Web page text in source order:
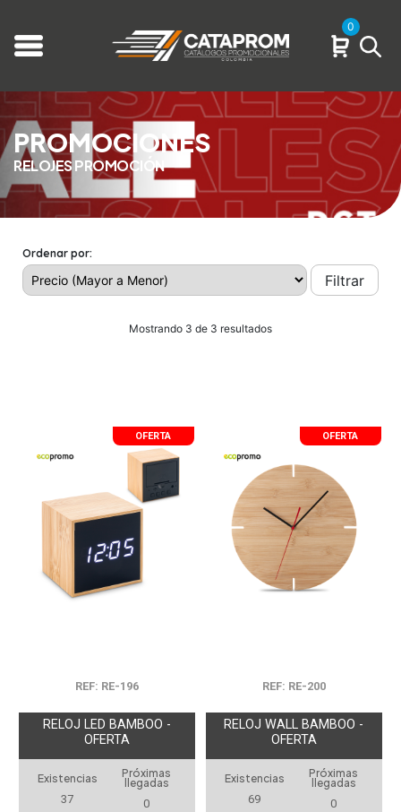
0
PROMOCIONES
RELOJES PROMOCIÓN
Ordenar por:
Filtrar
Mostrando 3 de 3 resultados
OFERTA
REF: RE-196
RELOJ LED BAMBOO -
OFERTA
Existencias
37
Próximas
llegadas
0
OFERTA
REF: RE-200
RELOJ WALL BAMBOO -
OFERTA
Existencias
69
Próximas
llegadas
0